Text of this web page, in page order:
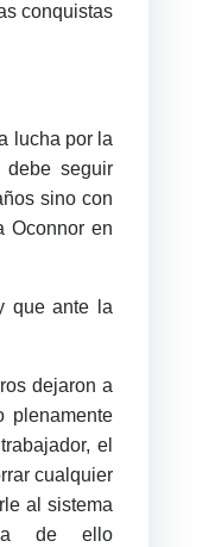
conquistas
lucha por la
seguir
sino con
Oconnor en
que ante la
dejaron a
plenamente
el
cualquier
al sistema
de ello